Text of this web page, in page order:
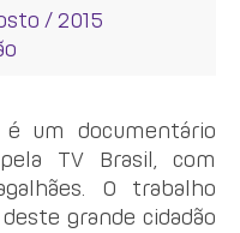
/ 2015
um documentário
TV Brasil, com
O trabalho
grande cidadão